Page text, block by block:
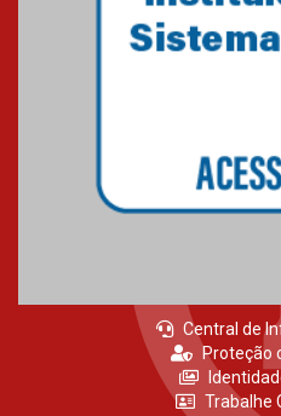
Central de
Proteção
Trabalhe